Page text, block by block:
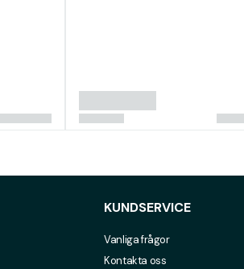
KUNDSERVICE
Vanliga frågor
Kontakta oss